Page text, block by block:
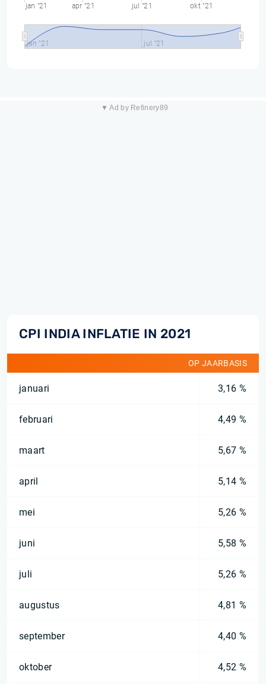
jan "21 apr "21 jul "21 okt "21
jan "21 jul "21
▼ Ad by Refinery89
CPI INDIA INFLATIE IN 2021
OP JAARBASIS
januari 3,16 %
februari 4,49 %
maart 5,67 %
april 5,14 %
mei 5,26 %
juni 5,58 %
juli 5,26 %
augustus 4,81 %
september 4,40 %
oktober 4,52 %